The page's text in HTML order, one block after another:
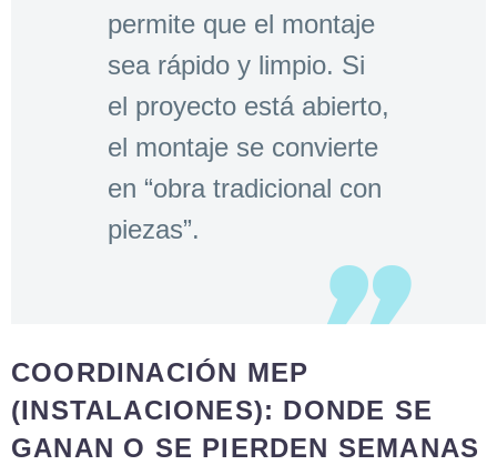
permite que el montaje
sea rápido y limpio. Si
el proyecto está abierto,
el montaje se convierte
en “obra tradicional con
piezas”.
COORDINACIÓN MEP
(INSTALACIONES): DONDE SE
GANAN O SE PIERDEN SEMANAS